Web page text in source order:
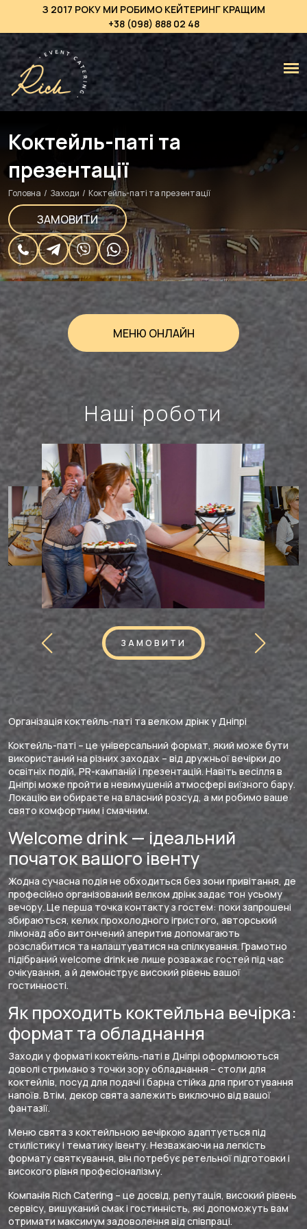
З 2017 РОКУ МИ РОБИМО КЕЙТЕРИНГ КРАЩИМ
+38 (098) 888 02 48
Коктейль-паті та
презентації
Головна / Заходи / Коктейль-паті та презентації
ЗАМОВИТИ
МЕНЮ ОНЛАЙН
Наші роботи
ЗАМОВИТИ
Організація коктейль-паті та велком дрінк у Дніпрі
Коктейль-паті – це універсальний формат, який може бути
використаний на різних заходах – від дружньої вечірки до
освітніх подій, PR-кампаній і презентацій. Навіть весілля в
Дніпрі може пройти в невимушеній атмосфері виїзного бару.
Локацію ви обираєте на власний розсуд, а ми робимо ваше
свято комфортним і смачним.
Welcome drink — ідеальний
початок вашого івенту
Жодна сучасна подія не обходиться без зони привітання, де
професійно організований велком дрінк задає тон усьому
вечору. Це перша точка контакту з гостем: поки запрошені
збираються, келих прохолодного ігристого, авторський
лімонад або витончений аперитив допомагають
розслабитися та налаштуватися на спілкування. Грамотно
підібраний welcome drink не лише розважає гостей під час
очікування, а й демонструє високий рівень вашої
гостинності.
Як проходить коктейльна вечірка:
формат та обладнання
Заходи у форматі коктейль-паті в Дніпрі оформлюються
доволі стримано з точки зору обладнання – столи для
коктейлів, посуд для подачі і барна стійка для приготування
напоїв. Втім, декор свята залежить виключно від вашої
фантазії.
Меню свята з коктейльною вечіркою адаптується під
стилістику і тематику івенту. Незважаючи на легкість
формату святкування, він потребує ретельної підготовки і
високого рівня професіоналізму.
Компанія Rich Catering – це досвід, репутація, високий рівень
сервісу, вишуканий смак і гостинність, які допоможуть вам
отримати максимум задоволення від співпраці.